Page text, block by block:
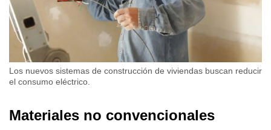
Los nuevos sistemas de construcción de viviendas buscan reducir
el consumo eléctrico.
Materiales no convencionales